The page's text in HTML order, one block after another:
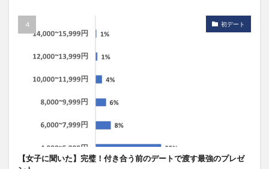
初デート
【女子に聞いた】完璧！付き合う前のデートで渡す最強のプレゼ